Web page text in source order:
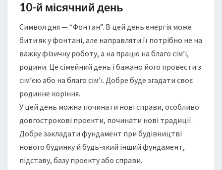
10-й місячний день
Символ дня — “Фонтан”. В цей день енергія може
бити як у фонтані, але направляти її потрібно не на
важку фізичну роботу, а на працю на благо сім’ї,
родини. Це сімейний день і бажано його провести з
сім’єю або на благо сім’ї. Добре буде згадати своє
родинне коріння.
У цей день можна починати нові справи, особливо
довгострокові проекти, починати нові традиції.
Добре закладати фундамент при будівництві
нового будинку й будь-який інший фундамент,
підставу, базу проекту або справи.